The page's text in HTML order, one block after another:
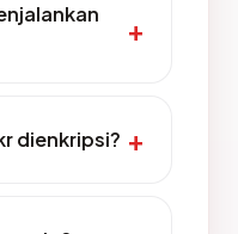
dienkripsi?